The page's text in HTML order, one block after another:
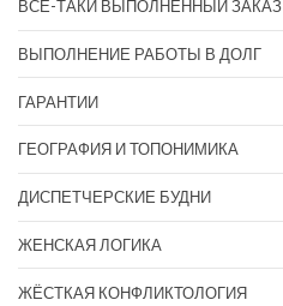
ВСЁ-ТАКИ ВЫПОЛНЕННЫЙ ЗАКАЗ
ВЫПОЛНЕНИЕ РАБОТЫ В ДОЛГ
ГАРАНТИИ
ГЕОГРАФИЯ И ТОПОНИМИКА
ДИСПЕТЧЕРСКИЕ БУДНИ
ЖЕНСКАЯ ЛОГИКА
ЖЁСТКАЯ КОНФЛИКТОЛОГИЯ